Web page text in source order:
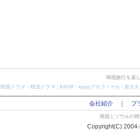
韓国旅行を楽
韓国ドラマ・韓流ドラマ | KPOP | kpopプロフィール| 新大
会社紹介 プ
韓国とソウルの
Copyright(C)